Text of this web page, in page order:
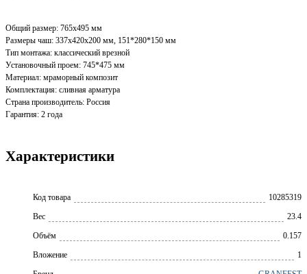
Общий размер: 765х495 мм
Размеры чаш: 337х420х200 мм, 151*280*150 мм
Тип монтажа: классический врезной
Установочный проем: 745*475 мм
Материал: мраморный композит
Комплектация: сливная арматура
Страна производитель: Россия
Гарантия: 2 года
Характеристики
Код товара
10285319
Вес
23.4
Объём
0.157
Вложение
1